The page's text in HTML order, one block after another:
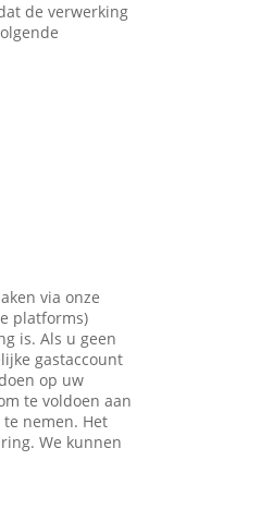
de verwerking
via onze
platforms)
is. Als u geen
gastaccount
op uw
te voldoen aan
nemen. Het
We kunnen